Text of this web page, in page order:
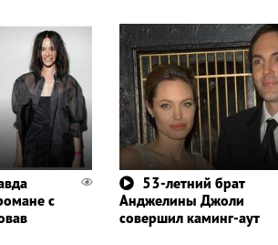
с
53-летний брат
Анджелины Джоли
совершил каминг-аут